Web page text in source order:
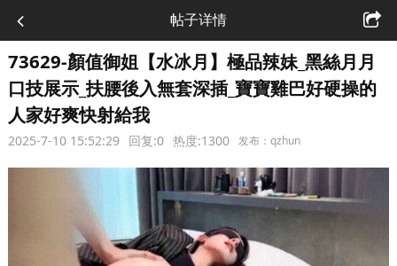
帖子详情
73629-顏值御姐【水冰月】極品辣妹_黑絲月月
口技展示_扶腰後入無套深插_寶寶雞巴好硬操的
人家好爽快射給我
2025-7-10 15:52:29 回复:0 热度:1300 发布：qzhun